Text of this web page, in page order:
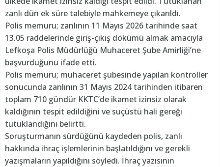
zanlı dün ek süre talebiyle mahkemeye çıkarıldı.
Polis memuru; zanlının 11 Mayıs 2026 tarihinde saat
13.05 raddelerinde giriş-çıkış dökümü almak amacıyla
Lefkoşa Polis Müdürlüğü Muhaceret Şube Amirliği’ne
başvurduğunu ifade etti.
Polis memuru; muhaceret şubesinde yapılan kontroller
sonucunda zanlının 31 Mayıs 2024 tarihinden itibaren
toplam 710 gündür KKTC’de ikamet izinsiz olarak
kaldığının tespit edildiğini ve suçüstü hali gereği
tutuklandığını belirtti.
Soruşturmanın sürdüğünü kaydeden polis, zanlı
hakkında ihraç işlemlerinin başlatıldığını ve gerekli
yazışmaların yapıldığını söyledi. İhraç yazısının